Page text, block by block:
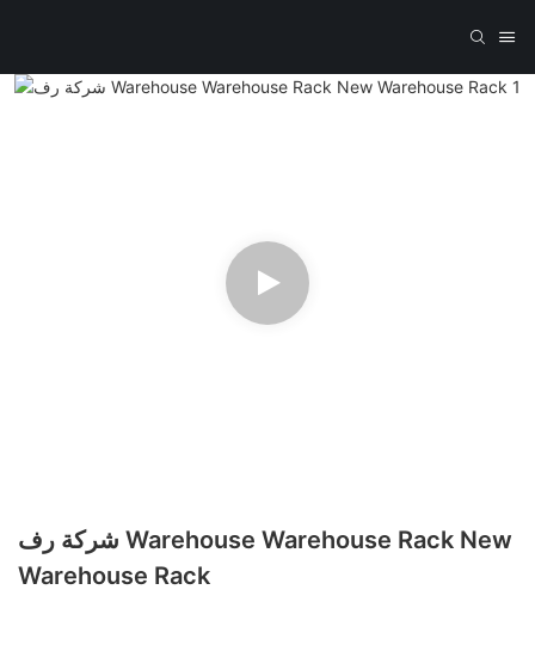
شركة رف Warehouse Warehouse Rack New
Warehouse Rack